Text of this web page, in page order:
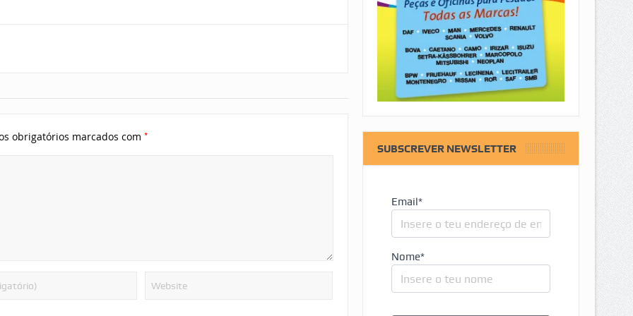
obrigatórios marcados com *
SUBSCREVER NEWSLETTER
Email*
Nome*